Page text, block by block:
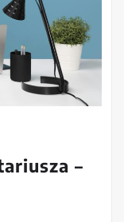
–